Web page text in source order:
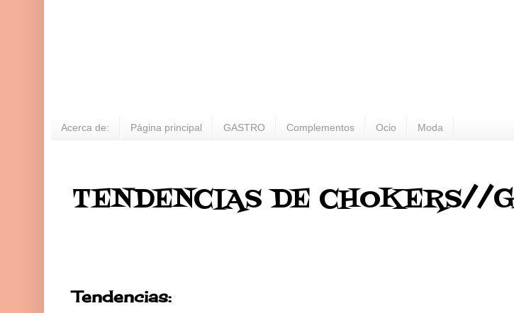
Acerca de: Página principal GASTRO Complementos Ocio Moda
TENDENCIAS DE CHOKERS//
Tendencias: